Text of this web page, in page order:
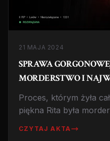
21 MAJA 2024
SPRAWA
MORDERSTWO I
Proces, którym żyła
piękna Rita była
CZYTAJ AKTA